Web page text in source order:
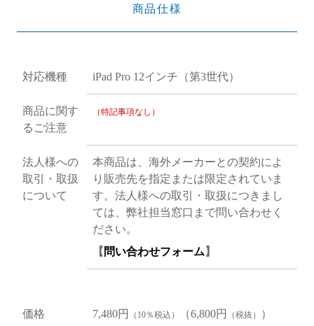
商品仕様
対応機種 iPad Pro 12インチ（第3世代）
商品に関す
るご注意
（特記事項なし）
法人様への
取引・取扱
について
本商品は、海外メーカーとの契約によ
り販売先を指定または限定されていま
す。法人様への取引・取扱につきまし
ては、弊社担当窓口まで問い合わせく
ださい。
【 問い合わせフォーム 】
価格 7,480円 （10％税込） （6,800円 （税抜） ）